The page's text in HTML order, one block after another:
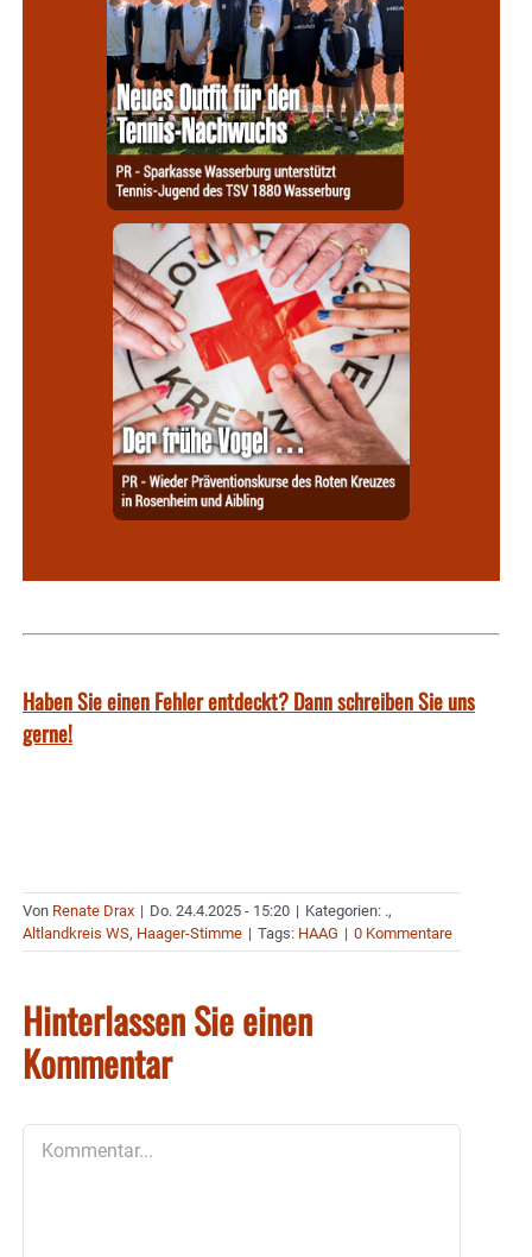
Haben Sie einen Fehler entdeckt? Dann schreiben Sie uns
gerne!
Von Renate Drax | Do. 24.4.2025 - 15:20 | Kategorien: .,
Altlandkreis WS, Haager-Stimme | Tags: HAAG | 0 Kommentare
Hinterlassen Sie einen
Kommentar